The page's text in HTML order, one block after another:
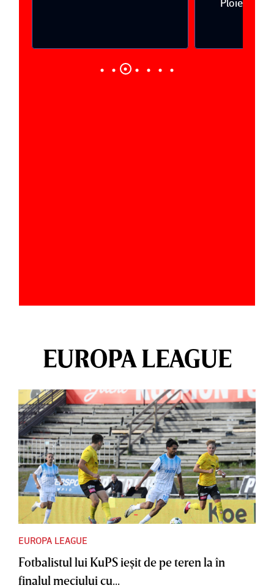
Ploieşti
EUROPA LEAGUE
EUROPA LEAGUE
Fotbalistul lui KuPS ieşit de pe teren la în
finalul meciului cu...